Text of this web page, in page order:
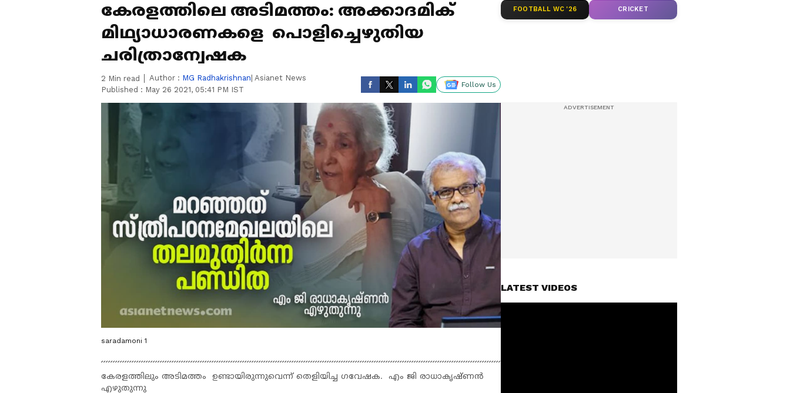
കേരളത്തിലെ അടിമത്തം: അക്കാദമിക്
മിഥ്യാധാരണകളെ പൊളിച്ചെഴുതിയ
ചരിത്രാന്വേഷക
2 Min read Author : MG Radhakrishnan | Asianet News
Published : May 26 2021, 05:41 PM IST
Follow Us
saradamoni 1
കേരളത്തിലും അടിമത്തം ഉണ്ടായിരുന്നുവെന്ന് തെളിയിച്ച ഗവേഷക. എം ജി രാധാകൃഷ്ണന്‍
എഴുതുന്നു
FOOTBALL WC '26 CRICKET
LATEST VIDEOS